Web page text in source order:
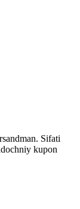
Sifati
kupon